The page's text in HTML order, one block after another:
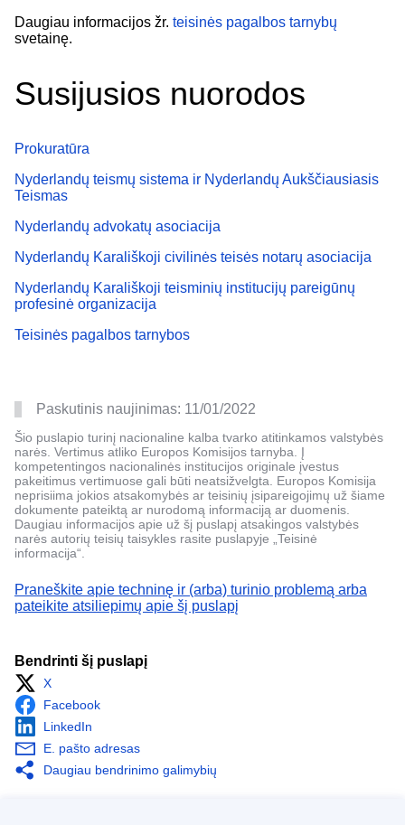
Daugiau informacijos žr. teisinės pagalbos tarnybų
svetainę.
Susijusios nuorodos
Prokuratūra
Nyderlandų teismų sistema ir Nyderlandų Aukščiausiasis
Teismas
Nyderlandų advokatų asociacija
Nyderlandų Karališkoji civilinės teisės notarų asociacija
Nyderlandų Karališkoji teisminių institucijų pareigūnų
profesinė organizacija
Teisinės pagalbos tarnybos
Paskutinis naujinimas: 11/01/2022
Šio puslapio turinį nacionaline kalba tvarko atitinkamos valstybės
narės. Vertimus atliko Europos Komisijos tarnyba. Į
kompetentingos nacionalinės institucijos originale įvestus
pakeitimus vertimuose gali būti neatsižvelgta. Europos Komisija
neprisiima jokios atsakomybės ar teisinių įsipareigojimų už šiame
dokumente pateiktą ar nurodomą informaciją ar duomenis.
Daugiau informacijos apie už šį puslapį atsakingos valstybės
narės autorių teisių taisykles rasite puslapyje „Teisinė
informacija“.
Praneškite apie techninę ir (arba) turinio problemą arba
pateikite atsiliepimų apie šį puslapį
Bendrinti šį puslapį
X
Facebook
LinkedIn
E. pašto adresas
Daugiau bendrinimo galimybių